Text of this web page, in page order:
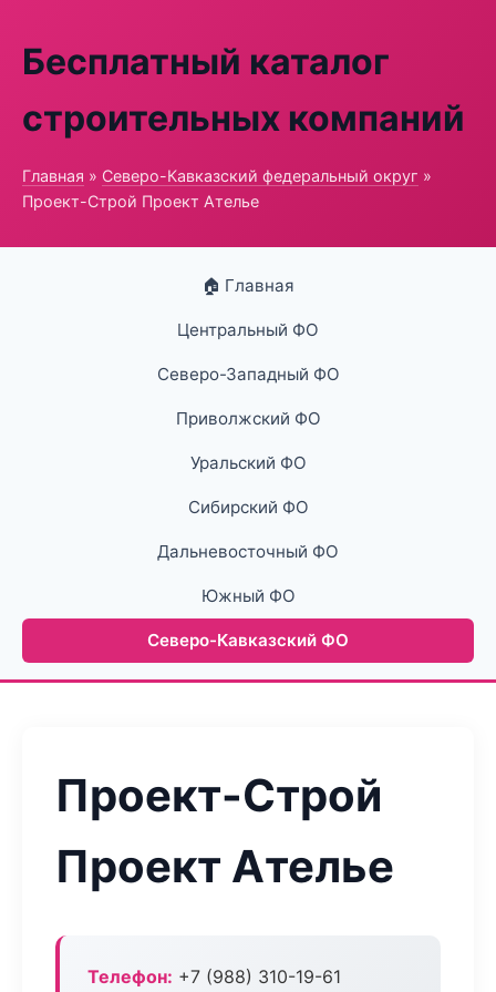
Бесплатный каталог
строительных компаний
Главная » Северо-Кавказский федеральный округ »
Проект-Строй Проект Ателье
🏠 Главная
Центральный ФО
Северо-Западный ФО
Приволжский ФО
Уральский ФО
Сибирский ФО
Дальневосточный ФО
Южный ФО
Северо-Кавказский ФО
Проект-Строй
Проект Ателье
Телефон: +7 (988) 310-19-61